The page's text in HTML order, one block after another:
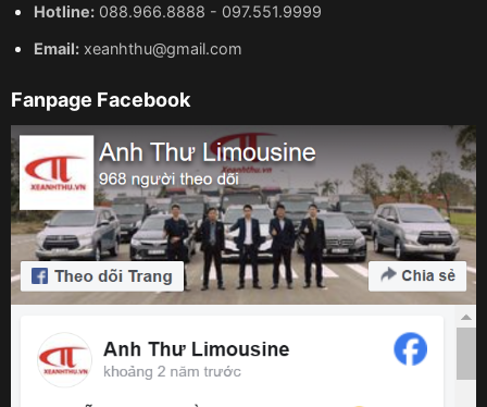
Hotline: 088.966.8888 - 097.551.9999
Email:xeanhthu@gmail.com
Fanpage Facebook